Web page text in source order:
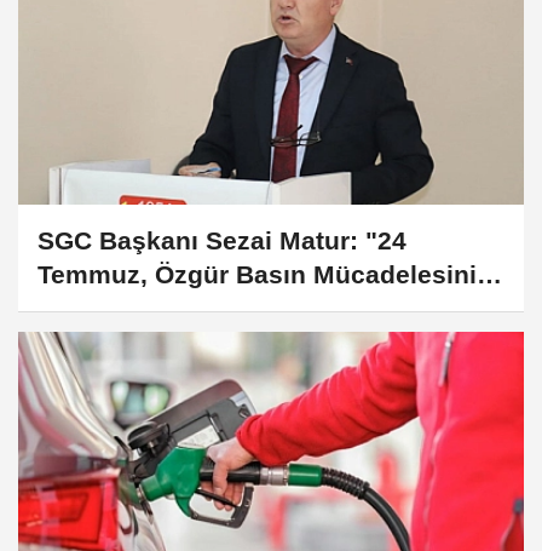
SGC Başkanı Sezai Matur: "24
Temmuz, Özgür Basın Mücadelesinin
Simgesidir"